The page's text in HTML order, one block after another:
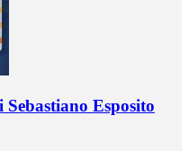
Esposito